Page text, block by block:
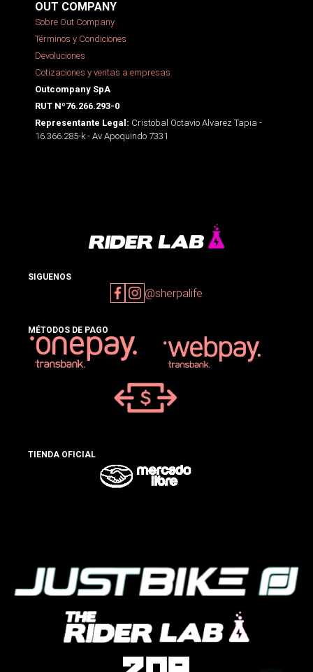
OUT COMPANY
Sobre Out Company
Términos y Condiciones
Devoluciones
Cotizaciones y ventas a empresas
Outcompany SpA
RUT Nº76.266.293-0
Representante Legal: Cristobal Octavio Alvarez Tapia -
16.366.285-k - Av Apoquindo 7331
SIGUENOS
@sherpalife
MÉTODOS DE PAGO
TIENDA OFICIAL